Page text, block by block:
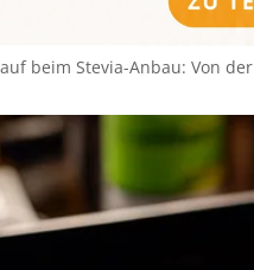
beim Stevia-Anbau: Von der